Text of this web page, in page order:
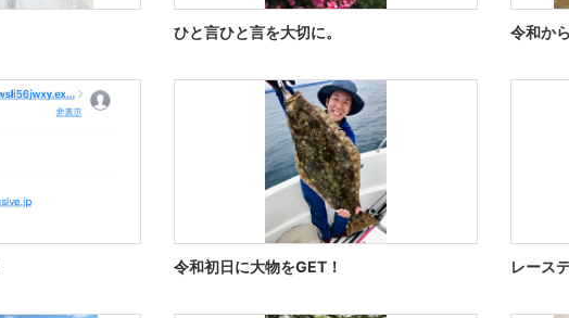
ひと言ひと言を大切に。 令和か
令和初日に大物をGET！ レース